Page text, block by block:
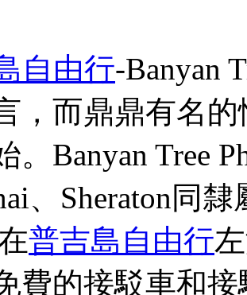
自由行-Banyan
，而鼎鼎有名
。 Banyan Tree
、 Sheraton同隸
普吉島 自由行
費的接駁車和